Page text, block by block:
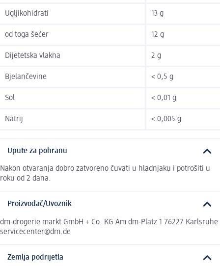
Ugljikohidrati 13 g
od toga šećer 12 g
Dijetetska vlakna 2 g
Bjelančevine < 0,5 g
Sol < 0,01 g
Natrij < 0,005 g
Upute za pohranu
Nakon otvaranja dobro zatvoreno čuvati u hladnjaku i potrošiti u
roku od 2 dana.
Proizvođač/Uvoznik
dm-drogerie markt GmbH + Co. KG Am dm-Platz 1 76227 Karlsruhe
servicecenter@dm.de
Zemlja podrijetla